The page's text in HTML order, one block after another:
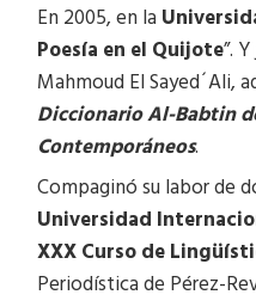
En 2005, en la
Poesía en el Quijote”.
Mahmoud El Sayed´Ali,
Diccionario Al-Babtin
Contemporáneos.
Compaginó su labor de
Universidad
XXX Curso de
Periodística de Pérez-